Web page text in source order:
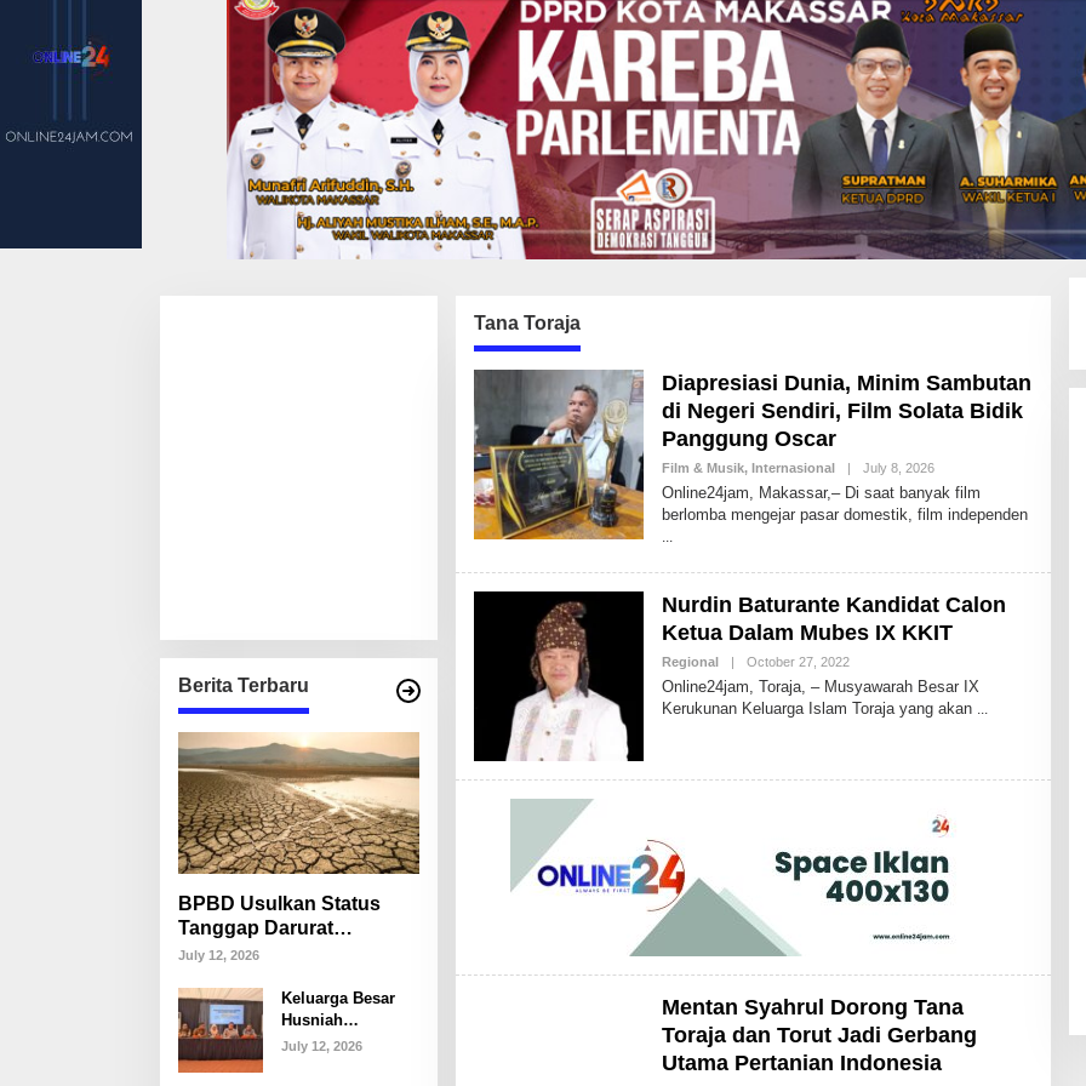
Berita Terbaru
BPBD Usulkan Status
Tanggap Darurat
Kekeringan di Makassar,
Mulai Krisis Air Bersih
July 12, 2026
Keluarga Besar
Husniah
Talenrang
July 12, 2026
Tana Toraja
Diapresiasi Dunia, Minim Sambutan
di Negeri Sendiri, Film Solata Bidik
Panggung Oscar
Film & Musik, Internasional | July 8, 2026B
I
D
S
4
Online24jam, Makassar,– Di saat banyak film
berlomba mengejar pasar domestik, film independen
Nurdin Baturante Kandidat Calon
Ketua Dalam Mubes IX KKIT
Regional | October 27, 2022B
I
D
2
Online24jam, Toraja, – Musyawarah Besar IX
Kerukunan Keluarga Islam Toraja yang akan
Mentan Syahrul Dorong Tana
Toraja dan Torut Jadi Gerbang
Utama Pertanian Indonesia